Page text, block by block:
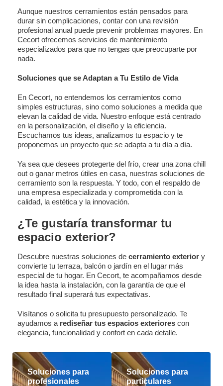
Aunque nuestros cerramientos están pensados para
durar sin complicaciones, contar con una revisión
profesional anual puede prevenir problemas mayores. En
Cecort ofrecemos servicios de mantenimiento
especializados para que no tengas que preocuparte por
nada.
Soluciones que se Adaptan a Tu Estilo de Vida
En Cecort, no entendemos los cerramientos como
simples estructuras, sino como soluciones a medida que
elevan la calidad de vida. Nuestro enfoque está centrado
en la personalización, el diseño y la eficiencia.
Escuchamos tus ideas, analizamos tu espacio y te
proponemos un proyecto que se adapta a tu día a día.
Ya sea que desees protegerte del frío, crear una zona chill
out o ganar metros útiles en casa, nuestras soluciones de
cerramiento son la respuesta. Y todo, con el respaldo de
una empresa especializada y comprometida con la
calidad, la estética y la innovación.
¿Te gustaría transformar tu
espacio exterior?
Descubre nuestras soluciones de cerramiento exterior y
convierte tu terraza, balcón o jardín en el lugar más
especial de tu hogar. En Cecort, te acompañamos desde
la idea hasta la instalación, con la garantía de que el
resultado final superará tus expectativas.
Visítanos o solicita tu presupuesto personalizado. Te
ayudamos a rediseñar tus espacios exteriores con
elegancia, funcionalidad y confort en cada detalle.
Soluciones para
profesionales
Soluciones para
particulares